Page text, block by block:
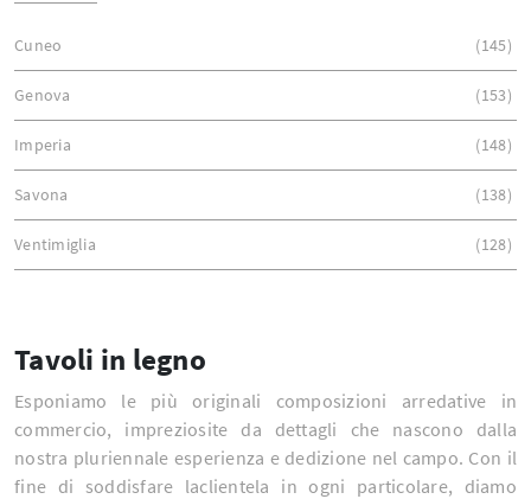
Cuneo 145
Genova 153
Imperia 148
Savona 138
Ventimiglia 128
Tavoli in legno
Esponiamo le più originali composizioni arredative in
commercio, impreziosite da dettagli che nascono dalla
nostra pluriennale esperienza e dedizione nel campo. Con il
fine di soddisfare laclientela in ogni particolare, diamo